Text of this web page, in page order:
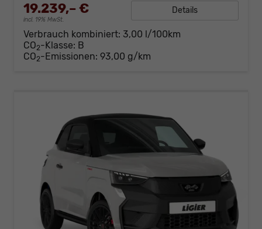
19.239,– €
incl. 19% MwSt.
Details
Verbrauch kombiniert: 3,00 l/100km
CO2-Klasse: B
CO2-Emissionen: 93,00 g/km